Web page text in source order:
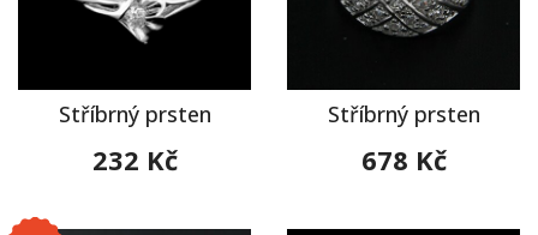
Stříbrný prsten
232 Kč
Stříbrný prsten
678 Kč